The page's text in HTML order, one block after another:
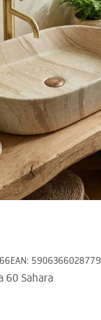
EAN: 5906366028779
60 Sahara